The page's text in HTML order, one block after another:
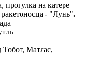
прогулка на катере
ракетоносца - "Лунь".
Тобот, Матлас,